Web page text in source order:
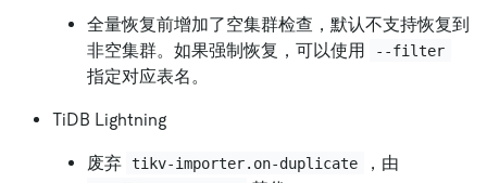
全量恢复前增加了空集群检查，默认不支持恢复到
非空集群。如果强制恢复，可以使用
--filter
指定对应表名。
TiDB Lightning
废弃 tikv-importer.on-duplicate ，由